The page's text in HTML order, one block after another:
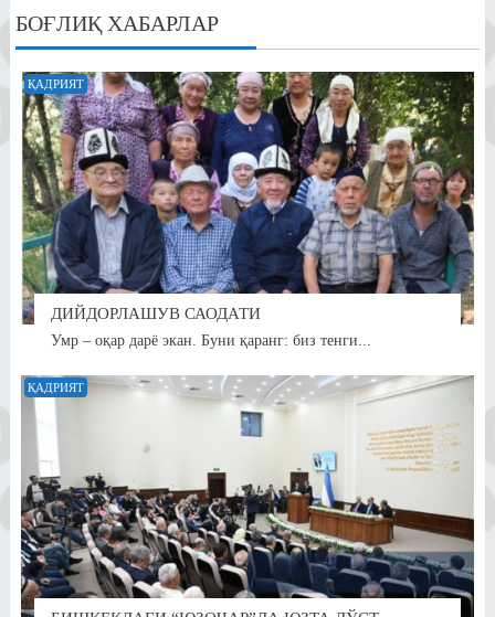
БОҒЛИҚ ХАБАРЛАР
ҚАДРИЯТ
ДИЙДОРЛАШУВ САОДАТИ
Умр – оқар дарё экан. Буни қаранг: биз тенги...
ҚАДРИЯТ